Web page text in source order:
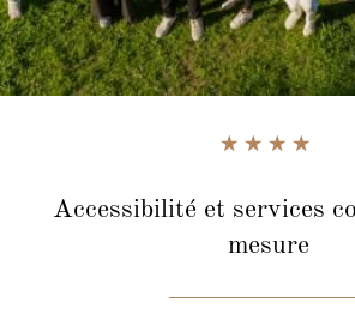
Accessibilité et services
mesure